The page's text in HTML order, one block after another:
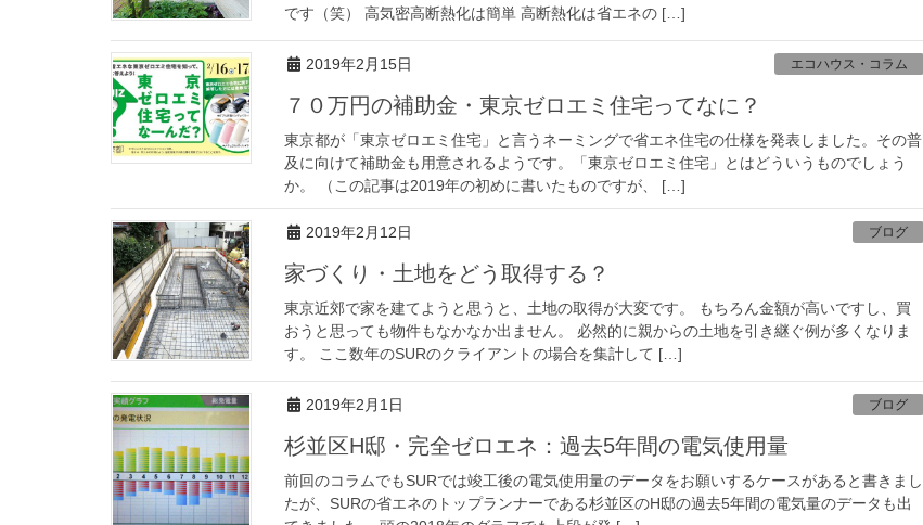
です（笑） 高気密高断熱化は簡単 高断熱化は省エネの […]
2019年2月15日 エコハウス・コラム
７０万円の補助金・東京ゼロエミ住宅ってなに？
東京都が「東京ゼロエミ住宅」と言うネーミングで省エネ住宅の仕様を発表しました。その普
及に向けて補助金も用意されるようです。「東京ゼロエミ住宅」とはどういうものでしょう
か。 （この記事は2019年の初めに書いたものですが、 […]
2019年2月12日 ブログ
家づくり・土地をどう取得する？
東京近郊で家を建てようと思うと、土地の取得が大変です。 もちろん金額が高いですし、買
おうと思っても物件もなかなか出ません。 必然的に親からの土地を引き継ぐ例が多くなりま
す。 ここ数年のSURのクライアントの場合を集計して […]
2019年2月1日 ブログ
杉並区H邸・完全ゼロエネ：過去5年間の電気使用量
前回のコラムでもSURでは竣工後の電気使用量のデータをお願いするケースがあると書きまし
たが、SURの省エネのトップランナーである杉並区のH邸の過去5年間の電気量のデータも出